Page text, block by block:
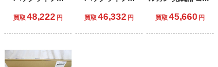
ルナットストック
専用)
買取 48,222 円
ルナットストック
専用)
買取 46,332 円
ルミカートリッジ
買取 45,660 円